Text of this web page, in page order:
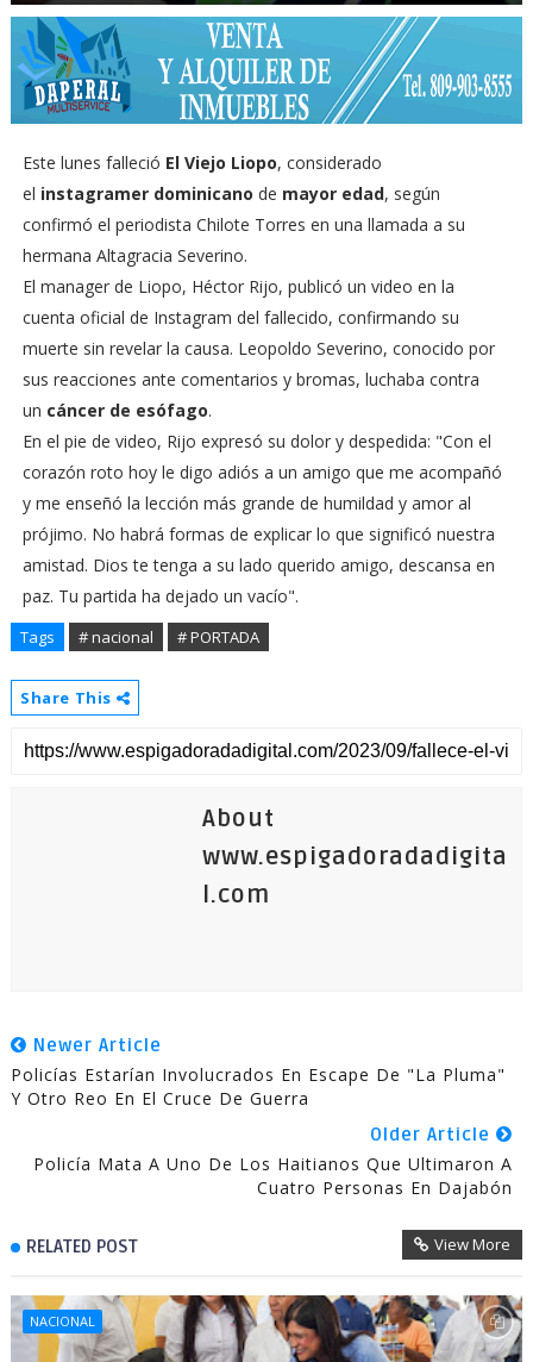
Este lunes falleció El Viejo Liopo, considerado
el instagramer dominicano de mayor edad, según
confirmó el periodista Chilote Torres en una llamada a su
hermana Altagracia Severino.
El manager de Liopo, Héctor Rijo, publicó un video en la
cuenta oficial de Instagram del fallecido, confirmando su
muerte sin revelar la causa. Leopoldo Severino, conocido por
sus reacciones ante comentarios y bromas, luchaba contra
un cáncer de esófago.
En el pie de video, Rijo expresó su dolor y despedida: "Con el
corazón roto hoy le digo adiós a un amigo que me acompañó
y me enseñó la lección más grande de humildad y amor al
prójimo. No habrá formas de explicar lo que significó nuestra
amistad. Dios te tenga a su lado querido amigo, descansa en
paz. Tu partida ha dejado un vacío".
Tags # nacional # PORTADA
Share This
About
www.espigadoradadigita
l.com
Newer Article
Policías Estarían Involucrados En Escape De "La Pluma"
Y Otro Reo En El Cruce De Guerra
Older Article
Policía Mata A Uno De Los Haitianos Que Ultimaron A
Cuatro Personas En Dajabón
RELATED POST View More
NACIONAL